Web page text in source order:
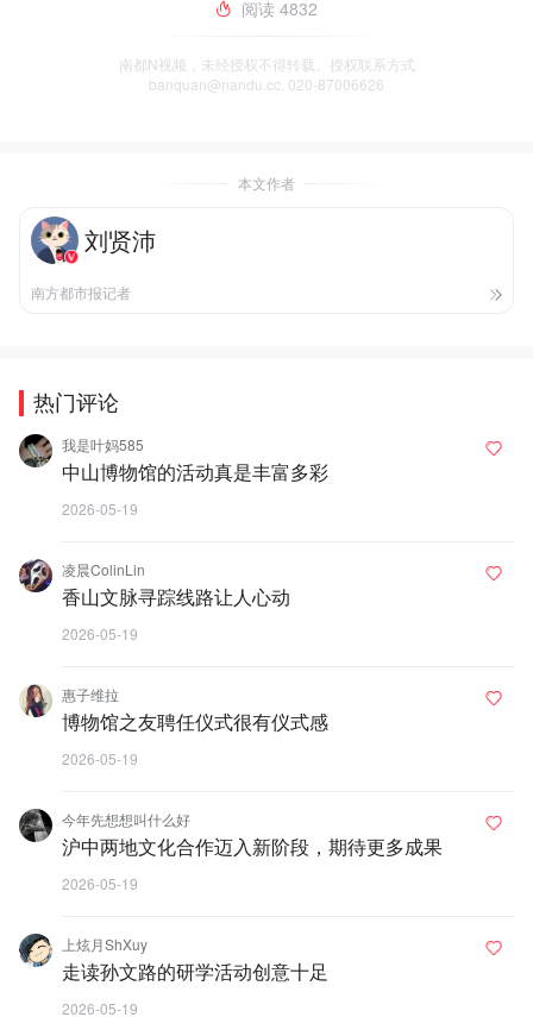
阅读 4832
南都N视频，未经授权不得转载、授权联系方式
banquan@nandu.cc. 020-87006626
本文作者
刘贤沛
南方都市报记者
热门评论
我是叶妈585
中山博物馆的活动真是丰富多彩
2026-05-19
凌晨ColinLin
香山文脉寻踪线路让人心动
2026-05-19
惠子维拉
博物馆之友聘任仪式很有仪式感
2026-05-19
今年先想想叫什么好
沪中两地文化合作迈入新阶段，期待更多成果
2026-05-19
上炫月ShXuy
走读孙文路的研学活动创意十足
2026-05-19